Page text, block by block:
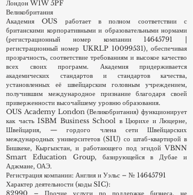
международным подходом, предоставляя услуги
студентам по всей Европе и за её пределами.
Зарегистрированный офис:
OUS Academy Ltd
Грейт-Портленд-стрит, 167–169, 5-й этаж
Лондон W1W 5PF
Великобритания
Академия OUS работает в полном соответствии с
британскими корпоративными и образовательными нормами
(регистрационный номер компании14645791
регистрационный номер UKRLP10099531), обеспечивая
прозрачность, соответствие требованиям и высокое качество
всех своих программ. Академия придерживается
академических стандартов и стандартов качества,
установленных её швейцарским головным учреждением,
получившим международное признание благодаря своей
приверженности высочайшему уровню образования.
OUS Academy London (Великобритания) функционирует
как часть ISBM Business School в Цюрихе и Люцерне,
Швейцария, — гордого члена сети Швейцарских